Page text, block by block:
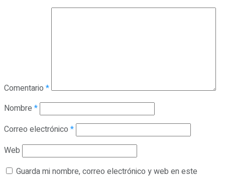
Comentario *
Nombre *
Correo electrónico *
Web
Guarda mi nombre, correo electrónico y web en este